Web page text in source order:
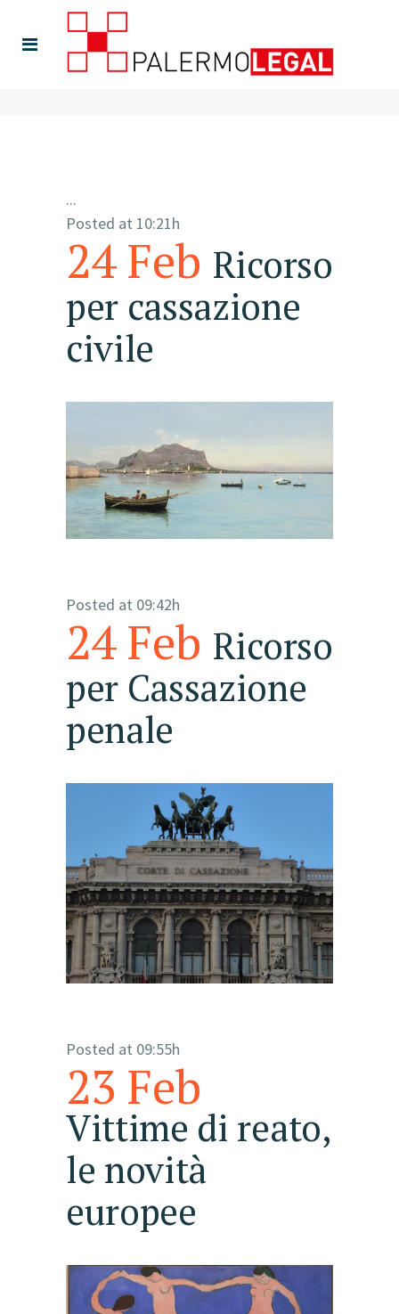
24 Feb Ricorso
per cassazione
civile
Posted at 10:21h
...
24 Feb Ricorso
per Cassazione
penale
Posted at 09:42h
23 Feb
Vittime di reato,
le novità
europee
Posted at 09:55h